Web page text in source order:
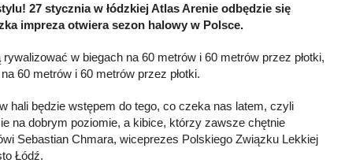
27 stycznia w łódzkiej Atlas Arenie odbędzie się
impreza otwiera sezon halowy w Polsce.
w biegach na 60 metrów i 60 metrów przez płotki,
60 metrów i 60 metrów przez płotki.
hali będzie wstępem do tego, co czeka nas latem, czyli
na dobrym poziomie, a kibice, którzy zawsze chętnie
Sebastian Chmara, wiceprezes Polskiego Związku Lekkiej
Łódź.